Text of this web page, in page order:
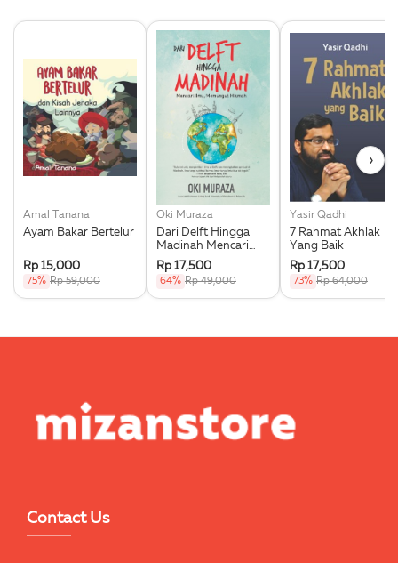
Amal Tanana
Ayam Bakar Bertelur
Rp 15,000
75% Rp 59,000
Oki Muraza
Dari Delft Hingga
Madinah Mencari
Ilmu Memungut
Hikmah
Rp 17,500
64% Rp 49,000
Yasir Qadhi
7 Rahmat Akhlak
Yang Baik
Rp 17,500
73% Rp 64,000
›
Contact Us